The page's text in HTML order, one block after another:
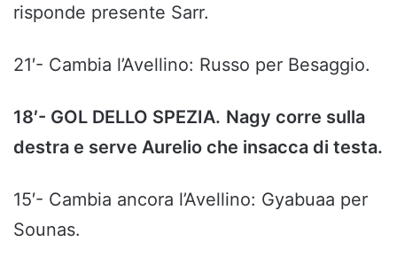
risponde presente Sarr.
21′- Cambia l’Avellino: Russo per Besaggio.
18′- GOL DELLO SPEZIA. Nagy corre sulla
destra e serve Aurelio che insacca di testa.
15′- Cambia ancora l’Avellino: Gyabuaa per
Sounas.